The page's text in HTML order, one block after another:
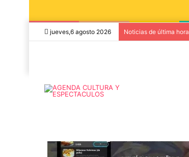
jueves,6 agosto 2026 Noticias de última hora